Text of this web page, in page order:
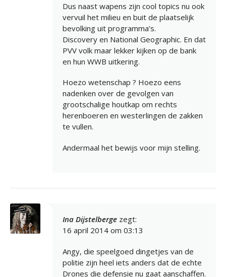
Dus naast wapens zijn cool topics nu ook
vervuil het milieu en buit de plaatselijk
bevolking uit programma’s.
Discovery en National Geographic. En dat
PVV volk maar lekker kijken op de bank
en hun WWB uitkering.
Hoezo wetenschap ? Hoezo eens
nadenken over de gevolgen van
grootschalige houtkap om rechts
herenboeren en westerlingen de zakken
te vullen.
Andermaal het bewijs voor mijn stelling.
Ina Dijstelberge zegt:
16 april 2014 om 03:13
Angy, die speelgoed dingetjes van de
politie zijn heel iets anders dat de echte
Drones die defensie nu gaat aanschaffen.